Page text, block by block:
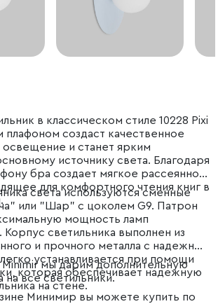
в классическом стиле 10228 Pixi
создаст качественное
освещение и станет ярким
источнику света. Благодаря
бра создает мягкое рассеянное
для комфортного чтения книг в
света используются сменные
или "Шар" с цоколем G9. Патрон
мощность ламп
Корпус светильника выполнен из
и прочного металла с надежным
устанавливается при помощи
которая обеспечивает надежную
на стене.
мы дарим дополнительную
на все светильники.
Минимир вы можете купить по